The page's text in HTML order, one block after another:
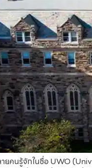
คนรู้จักในชื่อ UWO